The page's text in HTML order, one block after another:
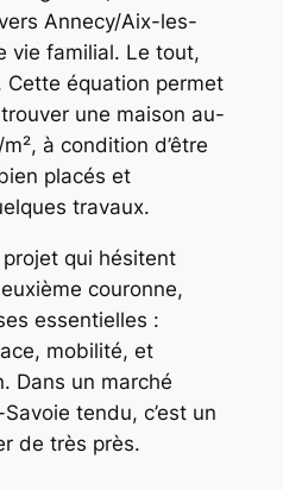
Annecy/Aix-les-
vie familial. Le tout,
Cette équation permet
une maison au-
à condition d’être
placés et
travaux.
qui hésitent
couronne,
essentielles :
mobilité, et
Dans un marché
tendu, c’est un
de très près.